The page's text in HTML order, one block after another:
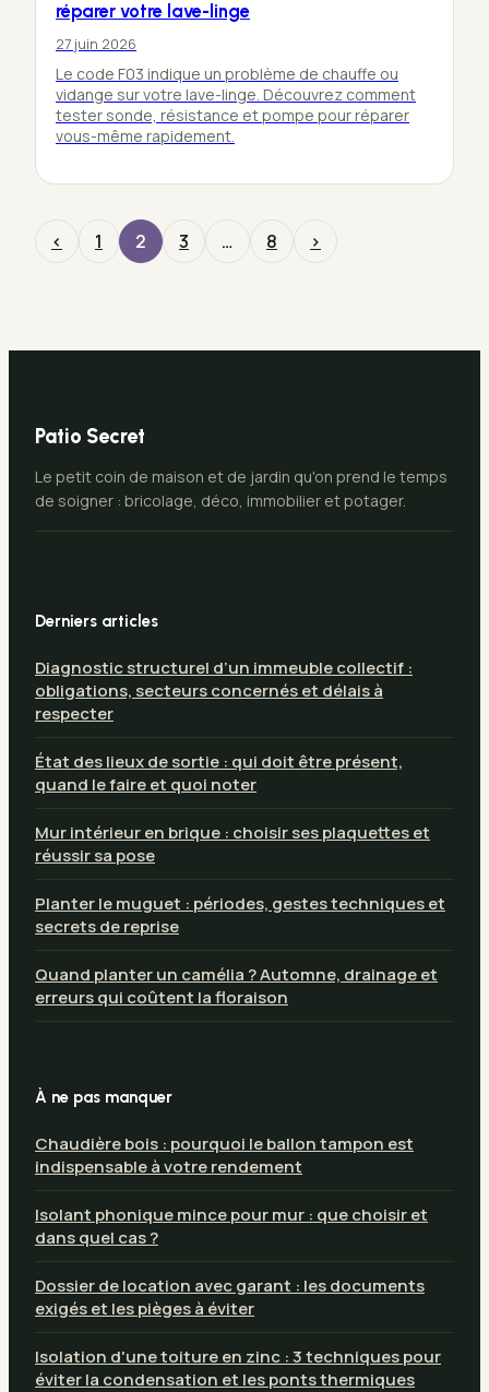
réparer votre lave-linge
27 juin 2026
Le code F03 indique un problème de chauffe ou
vidange sur votre lave-linge. Découvrez comment
tester sonde, résistance et pompe pour réparer
vous-même rapidement.
‹ 1 2 3 … 8 ›
Patio Secret
Le petit coin de maison et de jardin qu'on prend le temps
de soigner : bricolage, déco, immobilier et potager.
Derniers articles
Diagnostic structurel d’un immeuble collectif :
obligations, secteurs concernés et délais à
respecter
État des lieux de sortie : qui doit être présent,
quand le faire et quoi noter
Mur intérieur en brique : choisir ses plaquettes et
réussir sa pose
Planter le muguet : périodes, gestes techniques et
secrets de reprise
Quand planter un camélia ? Automne, drainage et
erreurs qui coûtent la floraison
À ne pas manquer
Chaudière bois : pourquoi le ballon tampon est
indispensable à votre rendement
Isolant phonique mince pour mur : que choisir et
dans quel cas ?
Dossier de location avec garant : les documents
exigés et les pièges à éviter
Isolation d'une toiture en zinc : 3 techniques pour
éviter la condensation et les ponts thermiques